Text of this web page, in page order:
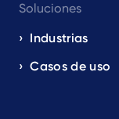
navigation
EN
Soluciones
Industrias
Casos de uso